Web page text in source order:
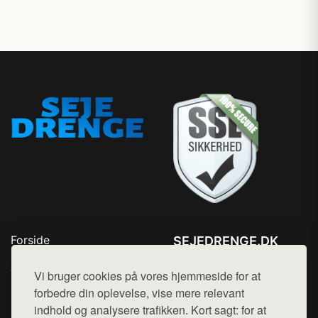
Vi bruger cookies på vores hjemmeside for at
forbedre din oplevelse, vise mere relevant
indhold og analysere trafikken. Kort sagt: for at
Forside
Top Rabatter
Kontakt
SEJEDRENGE.DK
Mail: hej@want.dk